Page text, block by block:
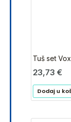
Tuš set
23,73 €
Dodaj u